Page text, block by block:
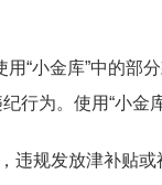
用“小金库”中的
行为。使用“小
违规发放津补贴